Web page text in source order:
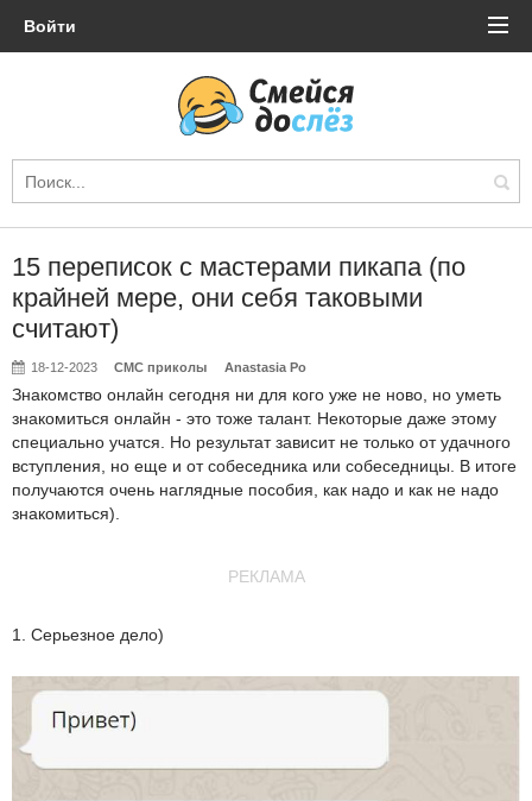
Войти
15 переписок с мастерами пикапа (по
крайней мере, они себя таковыми
считают)
18-12-2023 СМС приколы Anastasia Po
Знакомство онлайн сегодня ни для кого уже не ново, но уметь
знакомиться онлайн - это тоже талант. Некоторые даже этому
специально учатся. Но результат зависит не только от удачного
вступления, но еще и от собеседника или собеседницы. В итоге
получаются очень наглядные пособия, как надо и как не надо
знакомиться).
РЕКЛАМА
1. Серьезное дело)